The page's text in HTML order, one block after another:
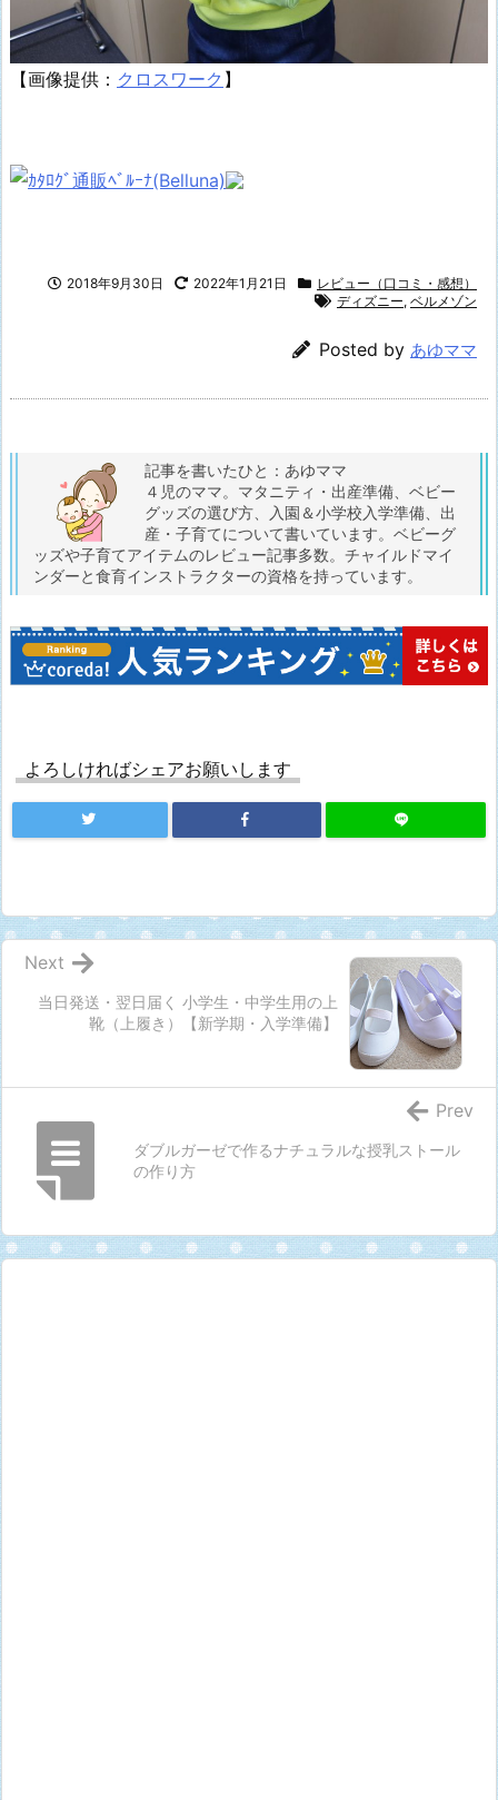
【画像提供： クロスワーク 】
2018年9月30日 2022年1月21日
レビュー（口コミ・感想）
ディズニー, ベルメゾン
Posted by あゆママ
記事を書いたひと：あゆママ
４児のママ。マタニティ・出産準備、ベビー
グッズの選び方、入園＆小学校入学準備、出
産・子育てについて書いています。ベビーグ
ッズや子育てアイテムのレビュー記事多数。チャイルドマイ
ンダーと食育インストラクターの資格を持っています。
よろしければシェアお願いします
当日発送・翌日届く 小学生・中学生用の上
靴（上履き）【新学期・入学準備】
Next
ダブルガーゼで作るナチュラルな授乳ストール
の作り方
Prev